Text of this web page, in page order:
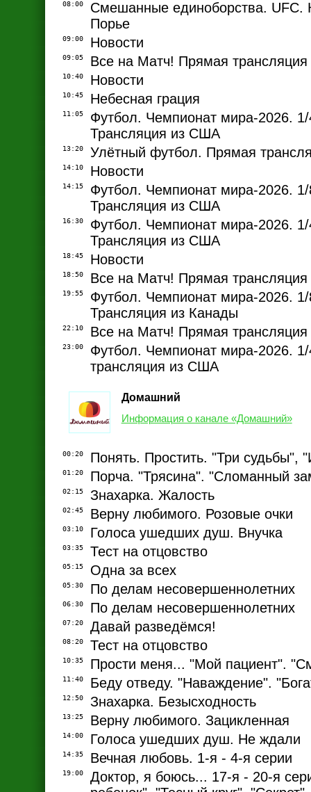
08:00
Смешанные единоборства. UFC.
Порье
09:00 Новости
09:05 Все на Матч! Прямая трансляция
10:40 Новости
10:45 Небесная грация
11:05
Футбол. Чемпионат мира-2026.
Трансляция из США
13:20 Улётный футбол. Прямая
14:10 Новости
14:15
Футбол. Чемпионат мира-2026.
Трансляция из США
16:30
Футбол. Чемпионат мира-2026.
Трансляция из США
18:45 Новости
18:50 Все на Матч! Прямая трансляция
19:55
Футбол. Чемпионат мира-2026.
Трансляция из Канады
22:10 Все на Матч! Прямая трансляция
23:00
Футбол. Чемпионат мира-2026.
трансляция из США
Домашний
Информация о канале «Домашний»
00:20 Понять. Простить. "Три судьбы",
01:20 Порча. "Трясина". "Сломанный
02:15 Знахарка. Жалость
02:45 Верну любимого. Розовые очки
03:10 Голоса ушедших душ. Внучка
03:35 Тест на отцовство
05:15 Одна за всех
05:30 По делам несовершеннолетних
06:30 По делам несовершеннолетних
07:20 Давай разведёмся!
08:20 Тест на отцовство
10:35 Прости меня... "Мой пациент".
11:40 Беду отведу. "Наваждение".
12:50 Знахарка. Безысходность
13:25 Верну любимого. Зацикленная
14:00 Голоса ушедших душ. Не ждали
14:35 Вечная любовь. 1-я - 4-я серии
19:00
Доктор, я боюсь... 17-я - 20-я